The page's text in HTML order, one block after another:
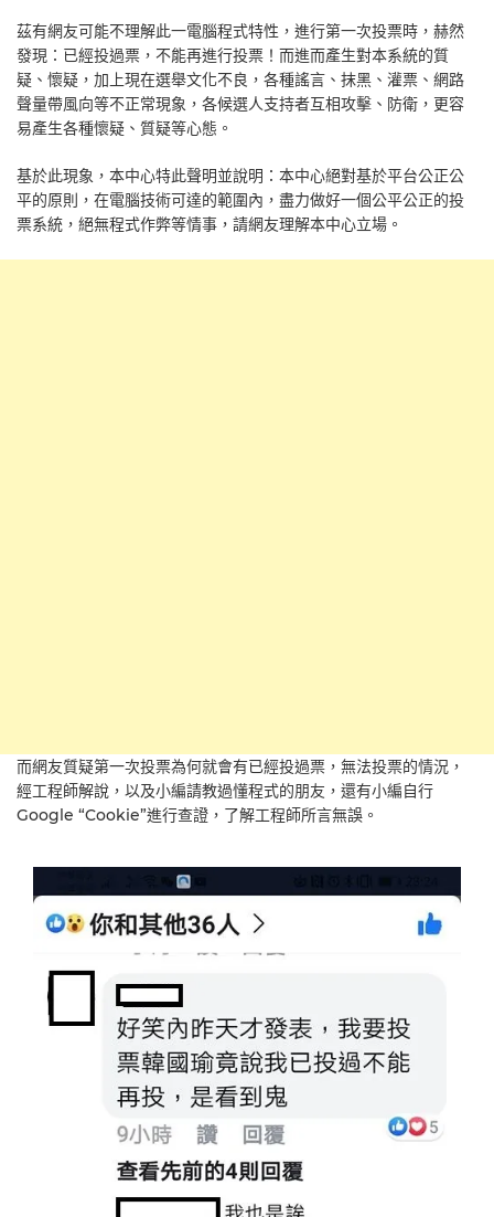
茲有網友可能不理解此一電腦程式特性，進行第一次投票時，赫然
發現：已經投過票，不能再進行投票！而進而產生對本系統的質
疑、懷疑，加上現在選舉文化不良，各種謠言、抹黑、灌票、網路
聲量帶風向等不正常現象，各候選人支持者互相攻擊、防衛，更容
易產生各種懷疑、質疑等心態。
基於此現象，本中心特此聲明並說明：本中心絕對基於平台公正公
平的原則，在電腦技術可達的範圍內，盡力做好一個公平公正的投
票系統，絕無程式作弊等情事，請網友理解本中心立場。
而網友質疑第一次投票為何就會有已經投過票，無法投票的情況，
經工程師解說，以及小編請教過懂程式的朋友，還有小編自行
Google “Cookie”進行查證，了解工程師所言無誤。